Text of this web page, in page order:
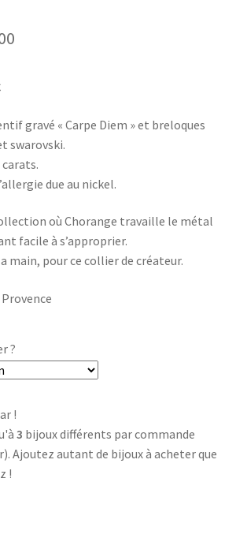
Plage
€0,00
à
€60,00
gravé « Carpe Diem » et breloques
swarovski.
carats.
due au nickel.
où Chorange travaille le métal
facile à s’approprier.
main, pour ce collier de créateur.
?
!
3 bijoux différents par commande
Ajoutez autant de bijoux à acheter que
!